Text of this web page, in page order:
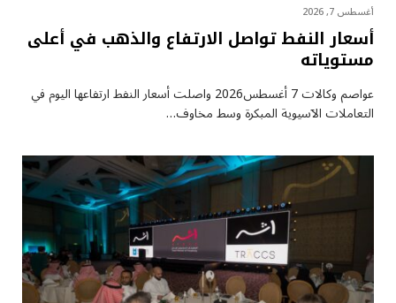
أغسطس 7, 2026
أسعار النفط تواصل الارتفاع والذهب في أعلى
مستوياته
عواصم وكالات 7 أغسطس2026 واصلت أسعار ⁠النفط ارتفاعها اليوم في
التعاملات الآسيوية المبكرة وسط مخاوف…